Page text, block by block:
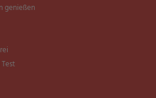
genießen